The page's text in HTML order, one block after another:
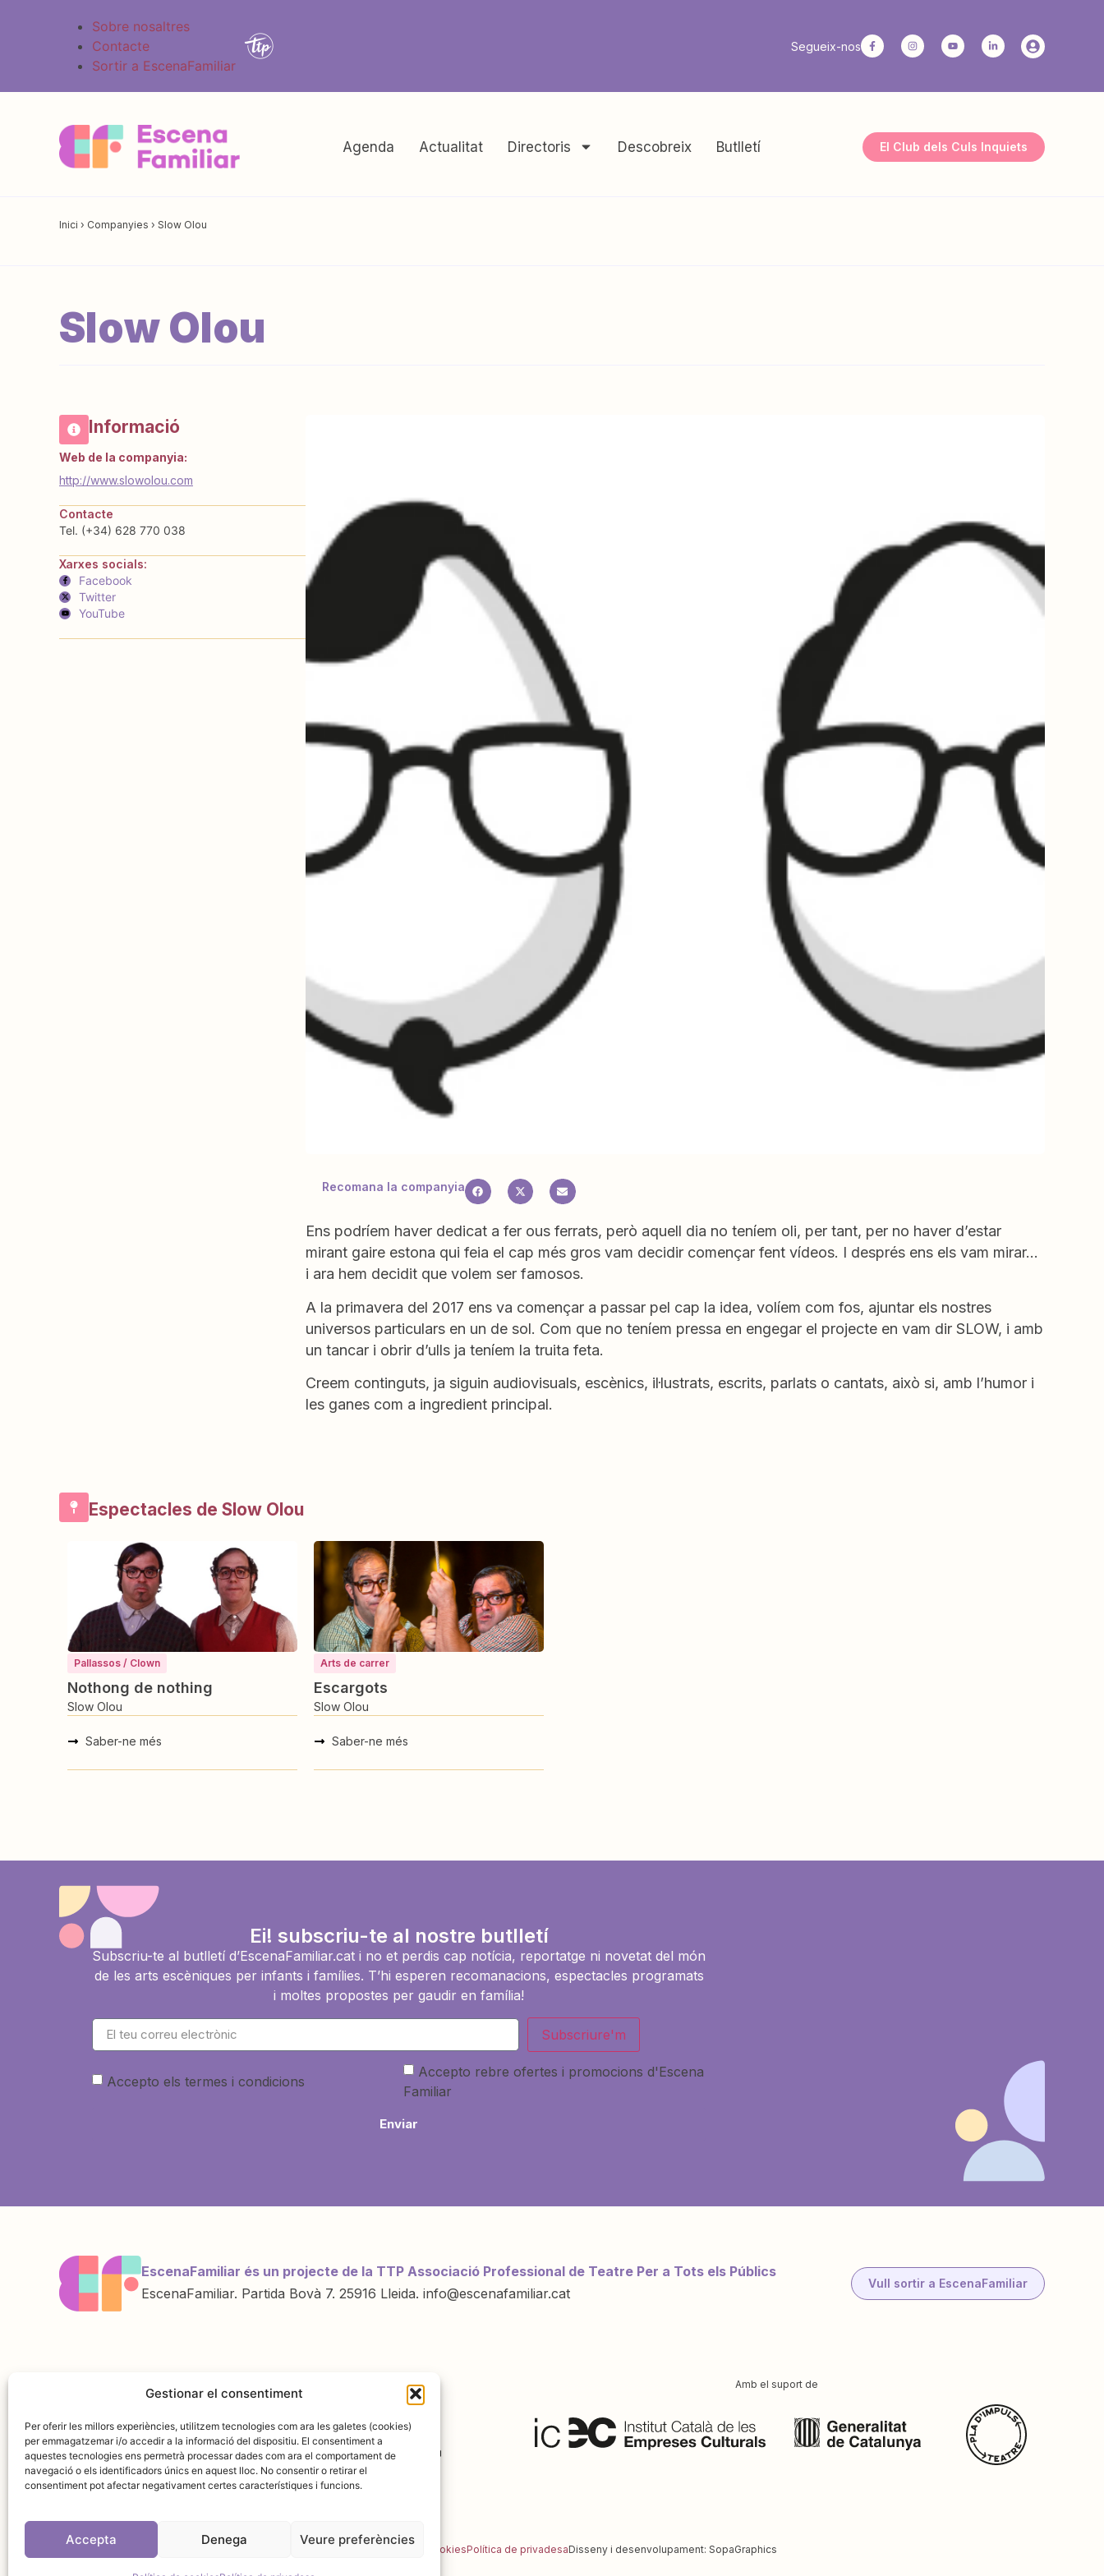
Gestionar el consentiment
Per oferir les millors experiències, utilitzem tecnologies com ara les galetes (cookies)
per emmagatzemar i/o accedir a la informació del dispositiu. El consentiment a
aquestes tecnologies ens permetrà processar dades com ara el comportament de
navegació o els identificadors únics en aquest lloc. No consentir o retirar el
consentiment pot afectar negativament certes característiques i funcions.
Accepta Denega Veure preferències
Sobre nosaltres
Contacte
Sortir a EscenaFamiliar
Segueix-nos
Agenda Actualitat Directoris Descobreix Butlletí El Club dels Culs Inquiets
Inici › Companyies › Slow Olou
Slow Olou
Informació
Web de la companyia:
http://www.slowolou.com
Contacte
Tel. (+34) 628 770 038
Xarxes socials:
Facebook
Twitter
YouTube
Recomana la companyia
Ens podríem haver dedicat a fer ous ferrats, però aquell dia no teníem oli, per tant, per no haver d’estar
mirant gaire estona qui feia el cap més gros vam decidir començar fent vídeos. I després ens els vam mirar…
i ara hem decidit que volem ser famosos.
A la primavera del 2017 ens va començar a passar pel cap la idea, volíem com fos, ajuntar els nostres
universos particulars en un de sol. Com que no teníem pressa en engegar el projecte en vam dir SLOW, i amb
un tancar i obrir d’ulls ja teníem la truita feta.
Creem continguts, ja siguin audiovisuals, escènics, il·lustrats, escrits, parlats o cantats, això si, amb l’humor i
les ganes com a ingredient principal.
Espectacles de Slow Olou
Pallassos / Clown
Nothong de nothing
Slow Olou
Saber-ne més
Arts de carrer
Escargots
Slow Olou
Saber-ne més
Ei! subscriu-te al nostre butlletí
Subscriu-te al butlletí d’EscenaFamiliar.cat i no et perdis cap notícia, reportatge ni novetat del món
de les arts escèniques per infants i famílies. T’hi esperen recomanacions, espectacles programats
i moltes propostes per gaudir en família!
Subscriure'm
Accepto els termes i condicions
Accepto rebre ofertes i promocions d'Escena
Familiar
Enviar
EscenaFamiliar és un projecte de la TTP Associació Professional de Teatre Per a Tots els Públics
EscenaFamiliar. Partida Bovà 7. 25916 Lleida. info@escenafamiliar.cat
Vull sortir a EscenaFamiliar
Amb la col·laboració de: Amb el suport de
Avís legal Política de cookiesPolítica de privadesaDisseny i desenvolupament: SopaGraphics